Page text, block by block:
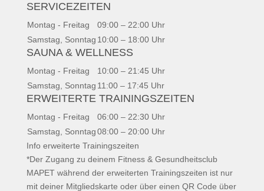
SERVICEZEITEN
Montag - Freitag
09:00 – 22:00 Uhr
Samstag, Sonntag 10:00 – 18:00 Uhr
SAUNA & WELLNESS
Montag - Freitag
10:00 – 21:45 Uhr
Samstag, Sonntag 11:00 – 17:45 Uhr
ERWEITERTE TRAININGSZEITEN
Montag - Freitag
06:00 – 22:30 Uhr
Samstag, Sonntag08:00 – 20:00 Uhr
Info erweiterte Trainingszeiten
*Der Zugang zu deinem Fitness & Gesundheitsclub
MAPET während der erweiterten Trainingszeiten ist nur
mit deiner Mitgliedskarte oder über einen QR Code über